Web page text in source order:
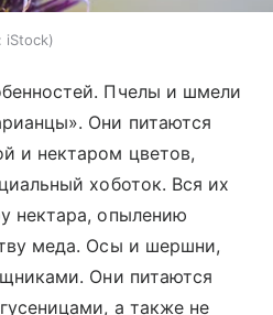
iStock
Пчелы и шмели
Они питаются
и нектаром цветов,
хоботок. Вся их
нектара, опылению
меда. Осы и шершни,
Они питаются
а также не